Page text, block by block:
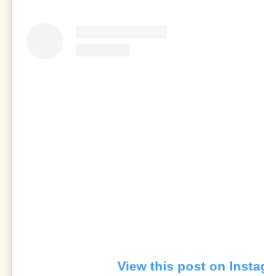
View this post on